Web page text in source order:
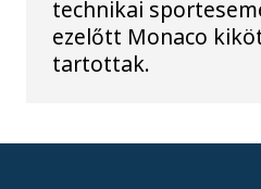
technikai
ezelőtt Monaco
tartottak.